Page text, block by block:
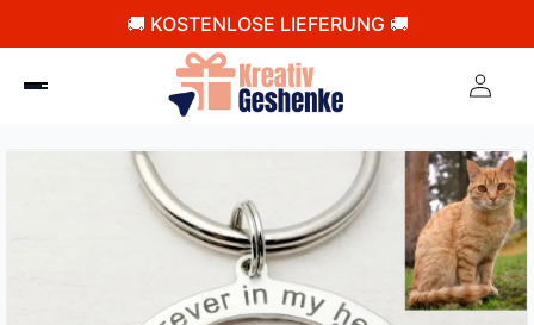
🚚 KOSTENLOSE LIEFERUNG 🚚